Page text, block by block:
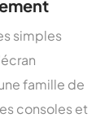
simples
famille de
consoles et